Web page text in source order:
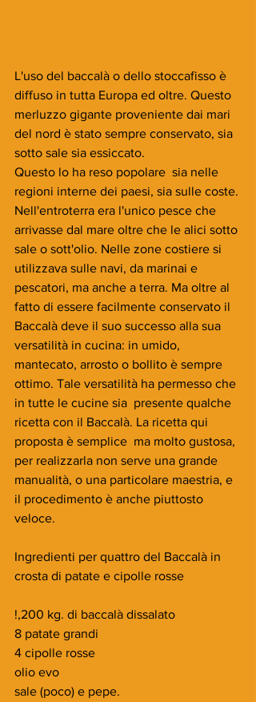
L'uso del baccalà o dello stoccafisso è
diffuso in tutta Europa ed oltre. Questo
merluzzo gigante proveniente dai mari
del nord è stato sempre conservato, sia
sotto sale sia essiccato.
Questo lo ha reso popolare  sia nelle
regioni interne dei paesi, sia sulle coste.
Nell'entroterra era l'unico pesce che
arrivasse dal mare oltre che le alici sotto
sale o sott'olio. Nelle zone costiere si
utilizzava sulle navi, da marinai e
pescatori, ma anche a terra. Ma oltre al
fatto di essere facilmente conservato il
Baccalà deve il suo successo alla sua
versatilità in cucina: in umido,
mantecato, arrosto o bollito è sempre
ottimo. Tale versatilità ha permesso che
in tutte le cucine sia  presente qualche
ricetta con il Baccalà. La ricetta qui
proposta è semplice  ma molto gustosa,
per realizzarla non serve una grande
manualità, o una particolare maestria, e
il procedimento è anche piuttosto
veloce.
Ingredienti per quattro del Baccalà in
crosta di patate e cipolle rosse
!,200 kg. di baccalà dissalato
8 patate grandi
4 cipolle rosse
olio evo
sale (poco) e pepe.